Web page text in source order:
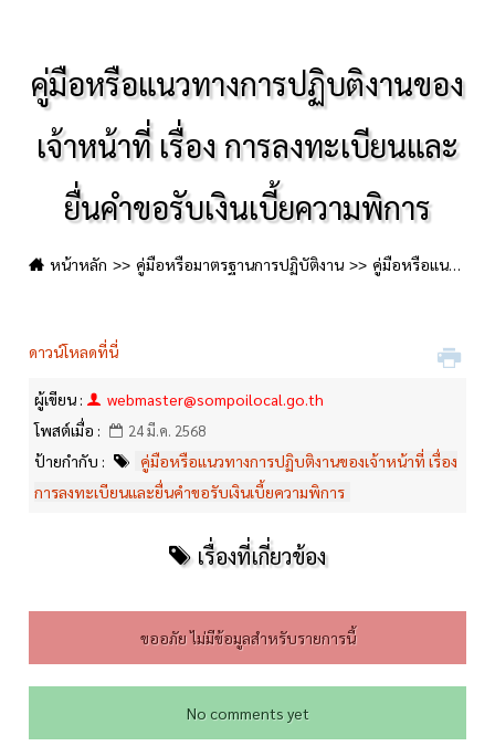
คู่มือหรือแนวทางการปฏิบติงานของ
เจ้าหน้าที่ เรื่อง การลงทะเบียนและ
ยื่นคำขอรับเงินเบี้ยความพิการ
หน้าหลัก คู่มือหรือมาตรฐานการปฏิบัติงาน คู่มือหรือแนวทางการปฏิบติงานของเจ้าหน้าที่ เรื่อง การลงทะเบียนและยื่นคำขอรับเงินเบี้ยความพิการ
ดาวน์โหลดที่นี่
ผู้เขียน :
webmaster@sompoilocal.go.th
โพสต์เมื่อ :
24 มี.ค. 2568
ป้ายกำกับ :
คู่มือหรือแนวทางการปฏิบติงานของเจ้าหน้าที่ เรื่อง
การลงทะเบียนและยื่นคำขอรับเงินเบี้ยความพิการ
เรื่องที่เกี่ยวข้อง
ขออภัย ไม่มีข้อมูลสำหรับรายการนี้
No comments yet